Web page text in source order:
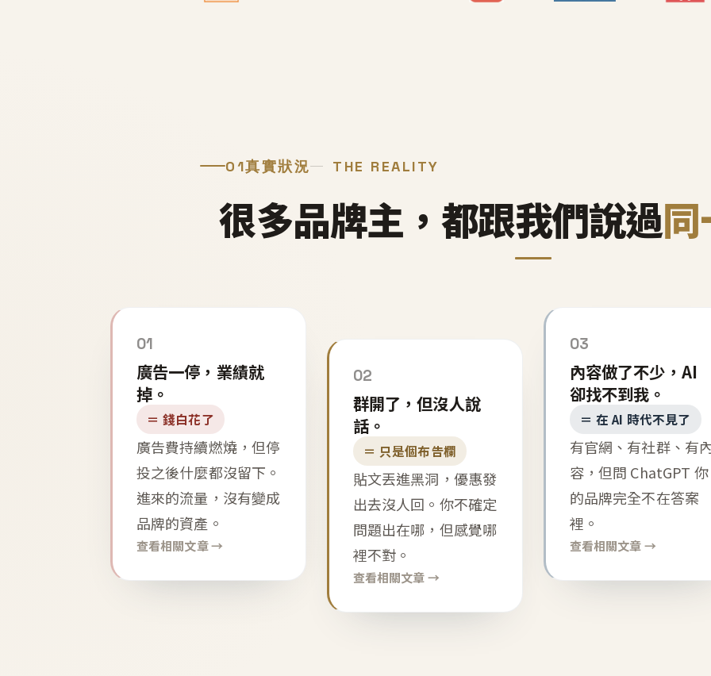
01真實狀況 THE REALITY
很多品牌主，都跟我們說過同
01
廣告一停，業績就
掉。
＝ 錢白花了
廣告費持續燃燒，但停
投之後什麼都沒留下。
進來的流量，沒有變成
品牌的資產。
查看相關文章 →
02
群開了，但沒人說
話。
＝ 只是個布告欄
貼文丟進黑洞，優惠發
出去沒人回。你不確定
問題出在哪，但感覺哪
裡不對。
查看相關文章 →
03
內容做了不少，AI
卻找不到我。
＝ 在 AI 時代不見了
有官網、有社群、有
容，但問 ChatGPT 你
的品牌完全不在答案
裡。
查看相關文章 →